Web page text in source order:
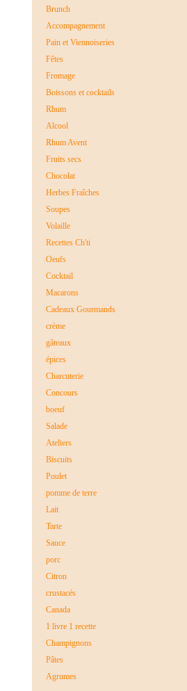
Brunch
Accompagnement
Pain et Viennoiseries
Fêtes
Fromage
Boissons et cocktails
Rhum
Alcool
Rhum Avent
Fruits secs
Chocolat
Herbes Fraîches
Soupes
Volaille
Recettes Ch'ti
Oeufs
Cocktail
Macarons
Cadeaux Gourmands
crème
gâteaux
épices
Charcuterie
Concours
boeuf
Salade
Ateliers
Biscuits
Poulet
pomme de terre
Lait
Tarte
Sauce
porc
Citron
crustacés
Canada
1 livre 1 recette
Champignons
Pâtes
Agrumes